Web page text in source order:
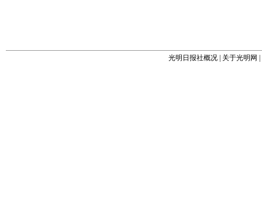
光明日报社概况 关于光明网